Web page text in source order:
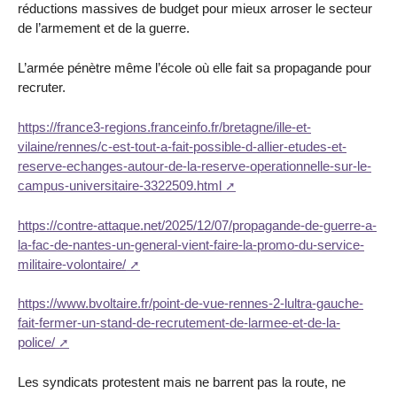
réductions massives de budget pour mieux arroser le secteur
de l’armement et de la guerre.
L’armée pénètre même l’école où elle fait sa propagande pour
recruter.
https://france3-regions.franceinfo.fr/bretagne/ille-et-
vilaine/rennes/c-est-tout-a-fait-possible-d-allier-etudes-et-
reserve-echanges-autour-de-la-reserve-operationnelle-sur-le-
campus-universitaire-3322509.html
https://contre-attaque.net/2025/12/07/propagande-de-guerre-a-
la-fac-de-nantes-un-general-vient-faire-la-promo-du-service-
militaire-volontaire/
https://www.bvoltaire.fr/point-de-vue-rennes-2-lultra-gauche-
fait-fermer-un-stand-de-recrutement-de-larmee-et-de-la-
police/
Les syndicats protestent mais ne barrent pas la route, ne